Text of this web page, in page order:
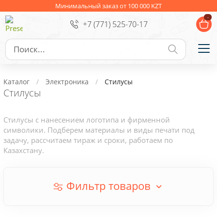
Минимальный заказ от 100 000 KZT
+7 (771) 525-70-17
-
Ежедневники Новогодние подарки
Сувениры к праздникам Упаковка
Личные аксессуары
Деловые подарки
Каталог Электроника Стилусы
Стилусы
Стилусы с нанесением логотипа и фирменной
символики. Подберем материалы и виды печати под
задачу, рассчитаем тираж и сроки, работаем по
Казахстану.
Фильтр товаров